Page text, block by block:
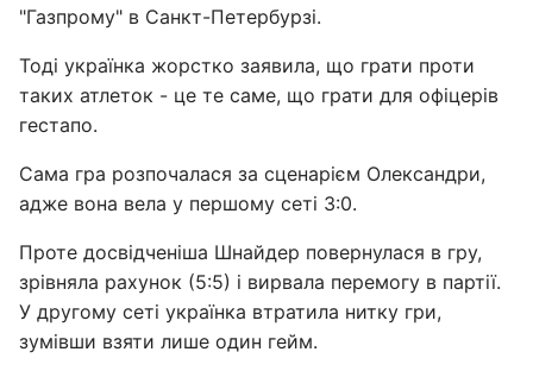
"Газпрому" в Санкт-Петербурзі.
Тоді українка жорстко заявила, що грати проти
таких атлеток - це те саме, що грати для офіцерів
гестапо.
Сама гра розпочалася за сценарієм Олександри,
адже вона вела у першому сеті 3:0.
Проте досвідченіша Шнайдер повернулася в гру,
зрівняла рахунок (5:5) і вирвала перемогу в партії.
У другому сеті українка втратила нитку гри,
зумівши взяти лише один гейм.